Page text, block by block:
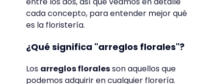
¿Diseños florales o arreglos
florales?
Otro "debate" en torno a qué es la
floristería, ronda sobre si las técnicas de la
floristería se ocupan de crear arreglos
florales o de los diseños florales.